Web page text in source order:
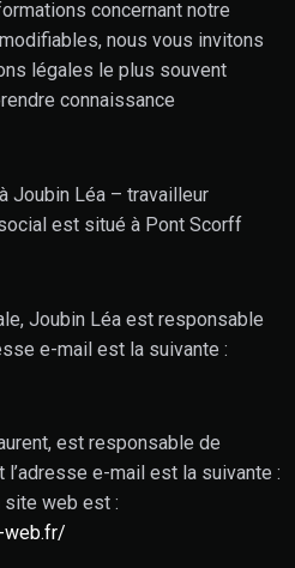
concernant notre
nous vous invitons
légales le plus souvent
connaissance
Joubin Léa – travailleur
est situé à Pont Scorff
Joubin Léa est responsable
e-mail est la suivante :
est responsable de
l’adresse e-mail est la suivante :
site web est :
web.fr/